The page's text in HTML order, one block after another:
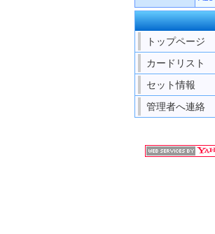
トップページ
カードリスト
セット情報
管理者へ連絡